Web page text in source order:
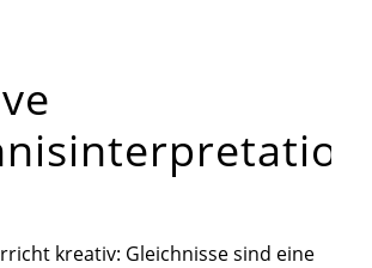
kreativ: Gleichnisse sind eine